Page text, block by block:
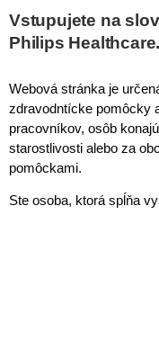
Vstupujete na
Philips Healthcare.
Webová stránka je
zdravodntícke pomôcky
pracovníkov, osôb
starostlivosti alebo za
pomôckami.
Ste osoba, ktorá spĺňa
Articles